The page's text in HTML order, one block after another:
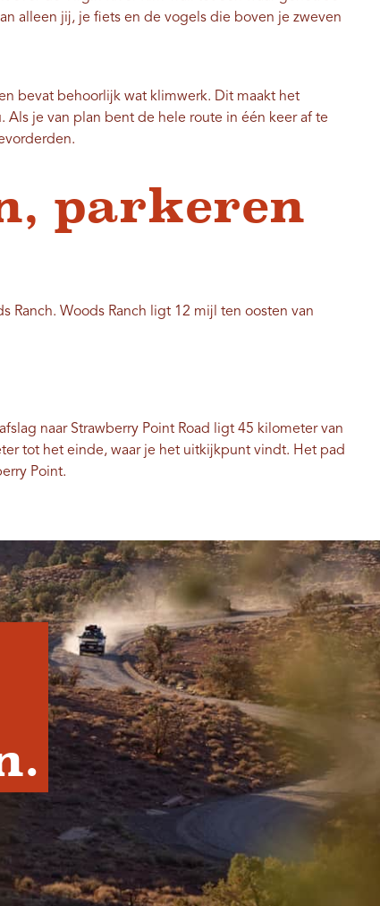
alleen jij, je fiets en de vogels die boven je zweven
bevat behoorlijk wat klimwerk. Dit maakt het
je van plan bent de hele route in één keer af te
parkeren
Ranch. Woods Ranch ligt 12 mijl ten oosten van
naar Strawberry Point Road ligt 45 kilometer van
tot het einde, waar je het uitkijkpunt vindt. Het pad
Point.